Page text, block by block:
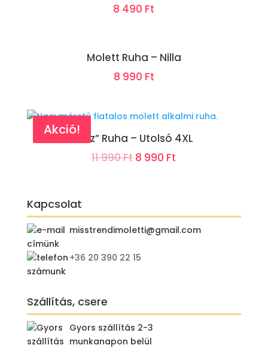
8 490 Ft
Molett Ruha – Nilla
8 990 Ft
Akció!
„Aliz” Ruha – Utolsó 4XL
11 990FtOriginal
990 Ft.
8 990 Ft
990 Ft.
Kapcsolat
misstrendimoletti@gmail.com
+36 20 390 22 15
Szállítás, csere
Gyors szállítás 2-3
munkanapon belül